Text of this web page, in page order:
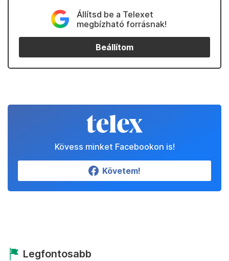
Állítsd be a Telexet
megbízható forrásnak!
Beállítom
Kövess minket Facebookon is!
Követem!
Legfontosabb